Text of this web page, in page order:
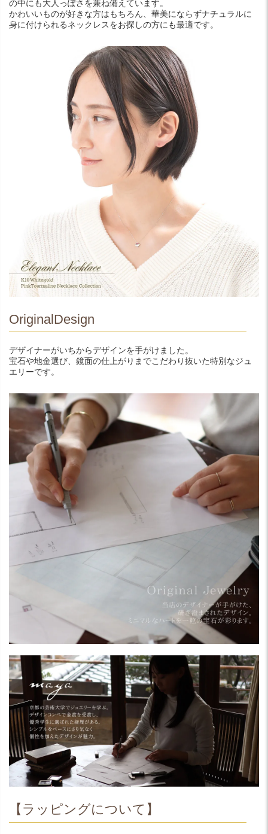
の中にも大人っぽさを兼ね備えています。
かわいいものが好きな方はもちろん、華美にならずナチュラルに
身に付けられるネックレスをお探しの方にも最適です。
OriginalDesign
デザイナーがいちからデザインを手がけました。
宝石や地金選び、鏡面の仕上がりまでこだわり抜いた特別なジュ
エリーです。
【ラッピングについて】